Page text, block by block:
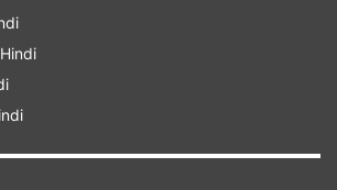
के लिए सरकार की योजना का एक
कॉरिडोर की खासियत
लगभग 20 किलोमीटर लंबा होगा।